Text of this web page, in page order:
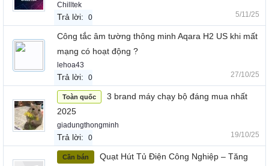
Chilltek
Trả lời: 0 5/11/25
Công tắc âm tường thông minh Aqara H2 US khi mất
mạng có hoạt động ?
lehoa43
Trả lời: 0 27/10/25
Toàn quốc
3 brand máy chạy bộ đáng mua nhất
2025
giadungthongminh
Trả lời: 0 19/10/25
Cần bán
Quạt Hút Tủ Điện Công Nghiệp – Tăng